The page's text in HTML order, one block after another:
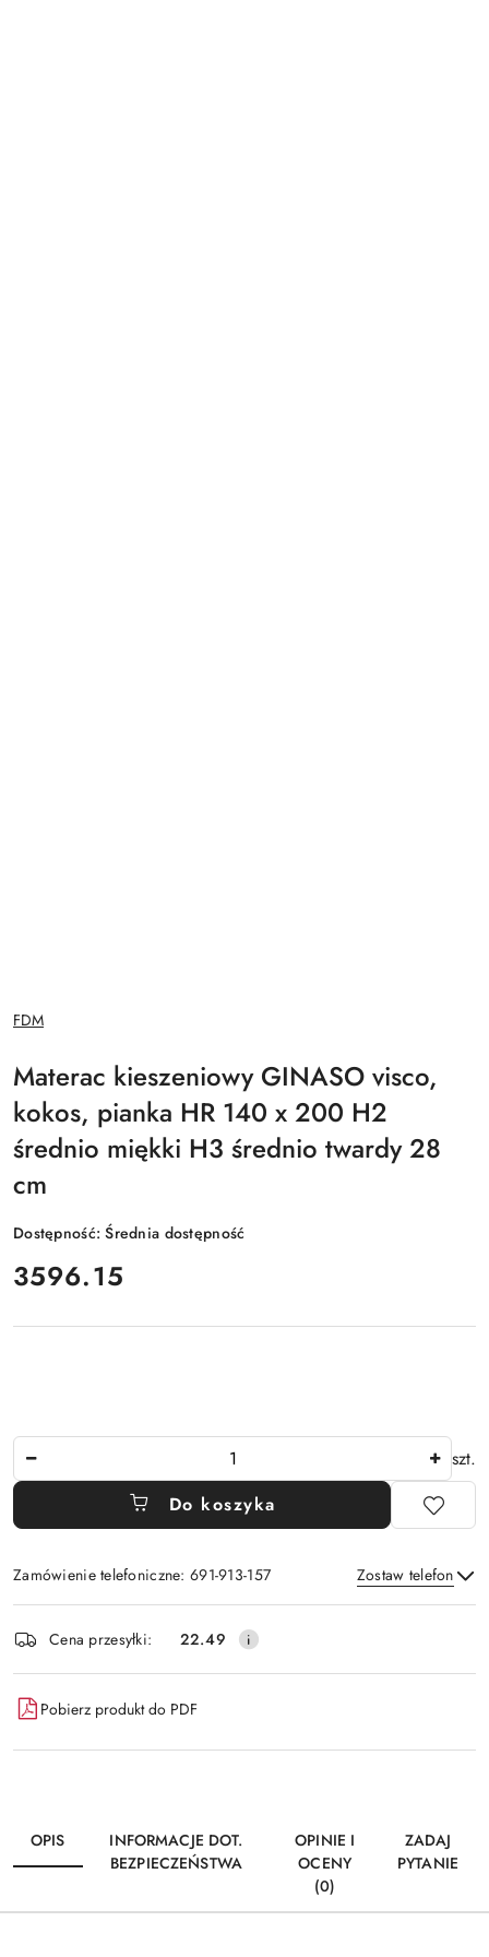
NAZWA
PRODUCENTA:
FDM
Materac kieszeniowy GINASO visco,
kokos, pianka HR 140 x 200 H2
średnio miękki H3 średnio twardy 28
cm
Dostępność:Średnia dostępność
cena:
3596.15
szt.
Do koszyka
Zamówienie telefoniczne: 691-913-157 Zostaw telefon
Wyślij
i
dostawa
Cena przesyłki: 22.49
Pobierz produkt do PDF
OPIS
INFORMACJE DOT.
BEZPIECZEŃSTWA
OPINIE I
OCENY
(0)
ZADAJ
PYTANIE